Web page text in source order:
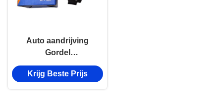
Auto aandrijving
Gordel
Spanningslager JMC
1020 4D30 EP1-
Krijg Beste Prijs